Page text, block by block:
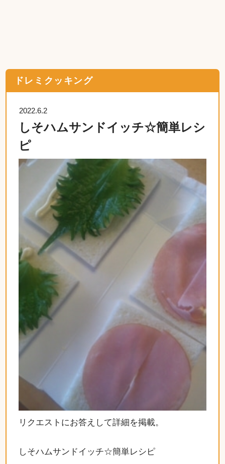
ドレミクッキング
2022.6.2
しそハムサンドイッチ☆簡単レシ
ピ
リクエストにお答えして詳細を掲載。
しそハムサンドイッチ☆簡単レシピ